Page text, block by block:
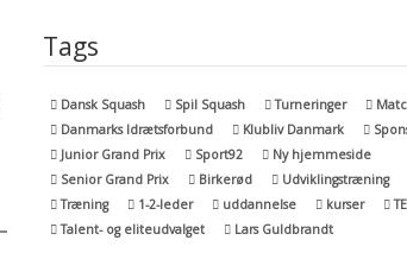
Tags
Dansk Squash Spil Squash Turneringer
Danmarks Idrætsforbund
Klubliv Danmark
Junior Grand Prix
Sport92
Ny hjemmeside
Senior Grand Prix
Birkerød
Udviklingstræning
Træning
1-2-leder uddannelse kurser
Talent- og eliteudvalget
Lars Guldbrandt